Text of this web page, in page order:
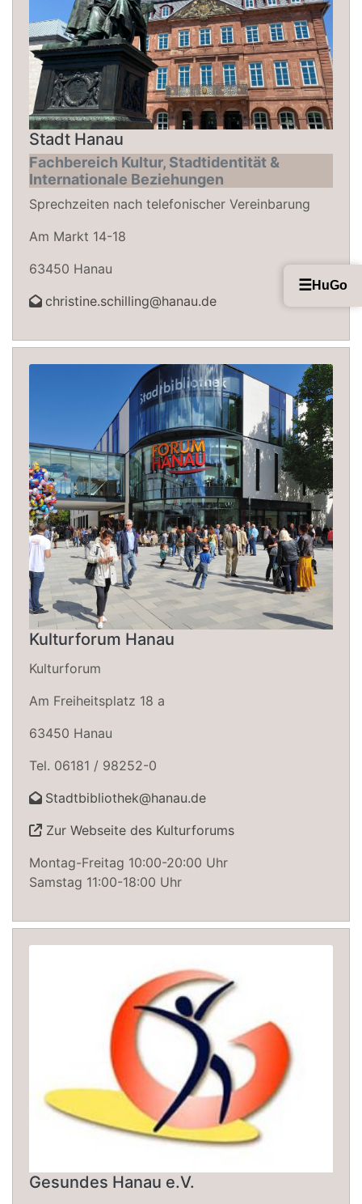
Stadt Hanau
Fachbereich Kultur, Stadtidentität &
Internationale Beziehungen
Sprechzeiten nach telefonischer Vereinbarung
Am Markt 14-18
63450 Hanau
christine.schilling@hanau.de
Kulturforum Hanau
Kulturforum
Am Freiheitsplatz 18 a
63450 Hanau
Tel. 06181 / 98252-0
Stadtbibliothek@hanau.de
Zur Webseite des Kulturforums
Montag-Freitag 10:00-20:00 Uhr
Samstag 11:00-18:00 Uhr
Gesundes Hanau e.V.
☰HuGo